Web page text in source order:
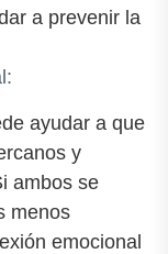
a prevenir la
ayudar a que
y
ambos se
menos
emocional